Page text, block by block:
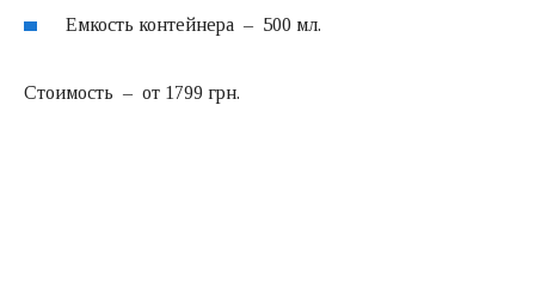
Емкость контейнера – 500 мл.
Стоимость – от 1799 грн.